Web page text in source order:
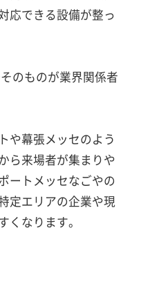
応できる設備が整っ
のものが業界関係者
や幕張メッセのよう
ら来場者が集まりや
ートメッセなごやの
定エリアの企業や現
くなります。